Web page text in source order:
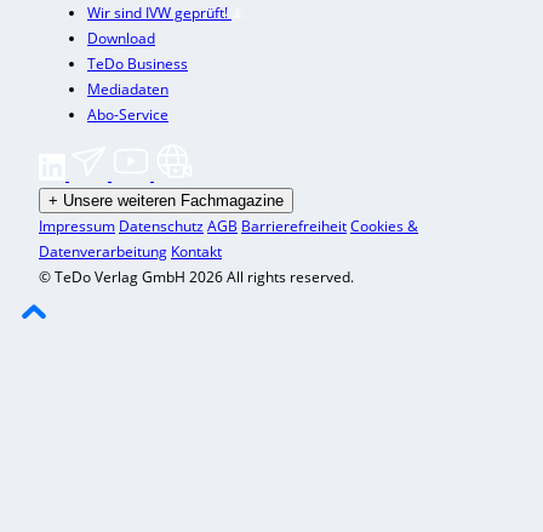
Wir sind IVW geprüft!
Download
TeDo Business
Mediadaten
Abo-Service
+ Unsere weiteren Fachmagazine
Impressum DatenschutzAGB BarrierefreiheitCookies &
Datenverarbeitung Kontakt
© TeDo Verlag GmbH 2026 All rights reserved.